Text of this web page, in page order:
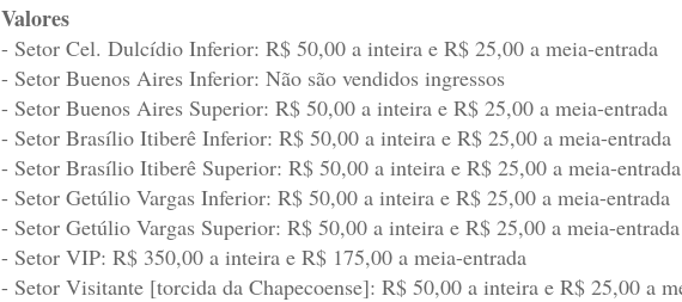
Valores
- Setor Cel. Dulcídio Inferior: R$ 50,00 a inteira e R$ 25,00 a meia-entrada
- Setor Buenos Aires Inferior: Não são vendidos ingressos
- Setor Buenos Aires Superior: R$ 50,00 a inteira e R$ 25,00 a meia-entrada
- Setor Brasílio Itiberê Inferior: R$ 50,00 a inteira e R$ 25,00 a meia-entrada
- Setor Brasílio Itiberê Superior: R$ 50,00 a inteira e R$ 25,00 a meia-entrada
- Setor Getúlio Vargas Inferior: R$ 50,00 a inteira e R$ 25,00 a meia-entrada
- Setor Getúlio Vargas Superior: R$ 50,00 a inteira e R$ 25,00 a meia-entrada
- Setor VIP: R$ 350,00 a inteira e R$ 175,00 a meia-entrada
- Setor Visitante [torcida da Chapecoense]: R$ 50,00 a inteira e R$ 25,00 a